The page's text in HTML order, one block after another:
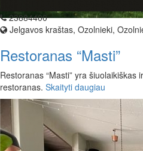
23884400
Jelgavos kraštas, Ozolnieki,
Restoranas “Masti”
Restoranas “Masti” yra
restoranas. Skaityti daugiau